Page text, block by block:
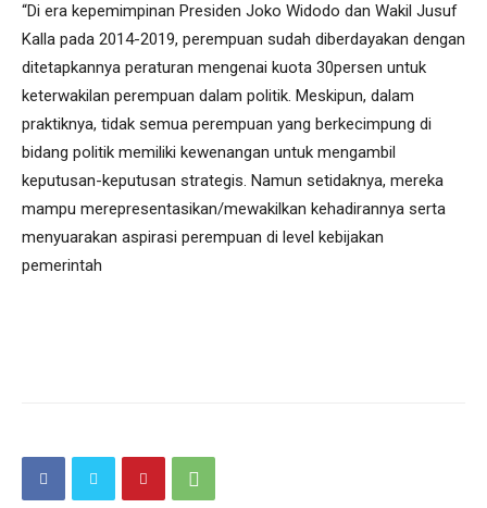
“Di era kepemimpinan Presiden Joko Widodo dan Wakil Jusuf
Kalla pada 2014-2019, perempuan sudah diberdayakan dengan
ditetapkannya peraturan mengenai kuota 30persen untuk
keterwakilan perempuan dalam politik. Meskipun, dalam
praktiknya, tidak semua perempuan yang berkecimpung di
bidang politik memiliki kewenangan untuk mengambil
keputusan-keputusan strategis. Namun setidaknya, mereka
mampu merepresentasikan/mewakilkan kehadirannya serta
menyuarakan aspirasi perempuan di level kebijakan
pemerintah